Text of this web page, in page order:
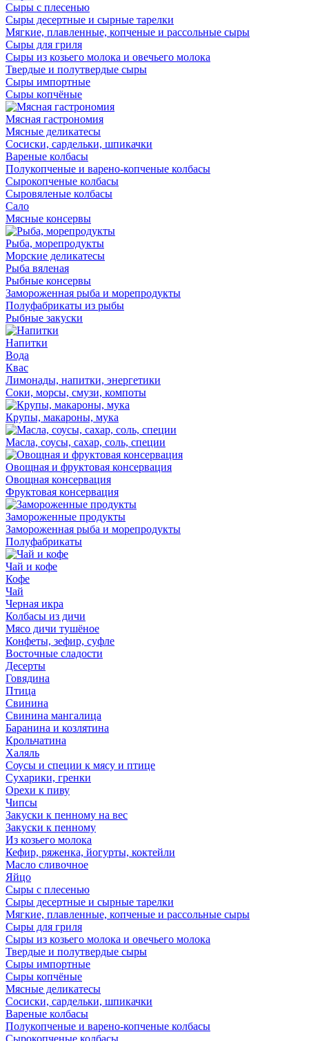
Сыры с плесенью
Сыры десертные и сырные тарелки
Мягкие, плавленные, копченые и рассольные сыры
Сыры для гриля
Сыры из козьего молока и овечьего молока
Твердые и полутвердые сыры
Сыры импортные
Сыры копчёные
Мясная гастрономия
Мясные деликатесы
Сосиски, сардельки, шпикачки
Вареные колбасы
Полукопченые и варено-копченые колбасы
Сырокопченые колбасы
Сыровяленые колбасы
Сало
Мясные консервы
Рыба, морепродукты
Морские деликатесы
Рыба вяленая
Рыбные консервы
Замороженная рыба и морепродукты
Полуфабрикаты из рыбы
Рыбные закуски
Напитки
Вода
Квас
Лимонады, напитки, энергетики
Соки, морсы, смузи, компоты
Крупы, макароны, мука
Масла, соусы, сахар, соль, специи
Овощная и фруктовая консервация
Овощная консервация
Фруктовая консервация
Замороженные продукты
Замороженная рыба и морепродукты
Полуфабрикаты
Чай и кофе
Кофе
Чай
Черная икра
Колбасы из дичи
Мясо дичи тушёное
Конфеты, зефир, суфле
Восточные сладости
Десерты
Говядина
Птица
Свинина
Свинина мангалица
Баранина и козлятина
Крольчатина
Халяль
Соусы и специи к мясу и птице
Сухарики, гренки
Орехи к пиву
Чипсы
Закуски к пенному на вес
Закуски к пенному
Из козьего молока
Кефир, ряженка, йогурты, коктейли
Масло сливочное
Яйцо
Сыры с плесенью
Сыры десертные и сырные тарелки
Мягкие, плавленные, копченые и рассольные сыры
Сыры для гриля
Сыры из козьего молока и овечьего молока
Твердые и полутвердые сыры
Сыры импортные
Сыры копчёные
Мясные деликатесы
Сосиски, сардельки, шпикачки
Вареные колбасы
Полукопченые и варено-копченые колбасы
Сырокопченые колбасы